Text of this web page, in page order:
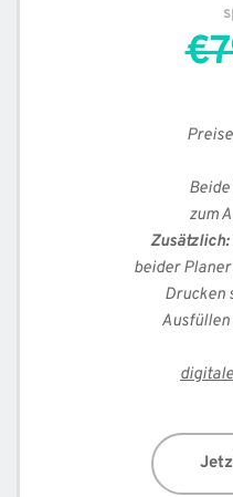
zum
Zusätzlich:
beider
Drucken